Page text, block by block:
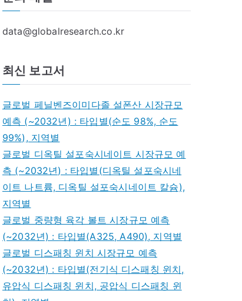
data@globalresearch.co.kr
최신 보고서
글로벌 페닐벤즈이미다졸 설폰산 시장규모
예측 (~2032년) : 타입별(순도 98%, 순도
99%), 지역별
글로벌 디옥틸 설포숙시네이트 시장규모 예
측 (~2032년) : 타입별(디옥틸 설포숙시네
이트 나트륨, 디옥틸 설포숙시네이트 칼슘),
지역별
글로벌 중량형 육각 볼트 시장규모 예측
(~2032년) : 타입별(A325, A490), 지역별
글로벌 디스패칭 윈치 시장규모 예측
(~2032년) : 타입별(전기식 디스패칭 윈치,
유압식 디스패칭 윈치, 공압식 디스패칭 윈